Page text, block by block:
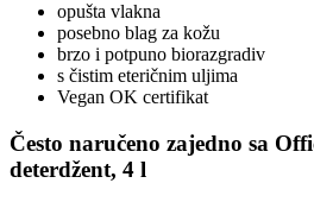
opušta vlakna
posebno blag za kožu
brzo i potpuno biorazgradiv
s čistim eteričnim uljima
Vegan OK certifikat
Često naručeno zajedno sa
deterdžent, 4 l